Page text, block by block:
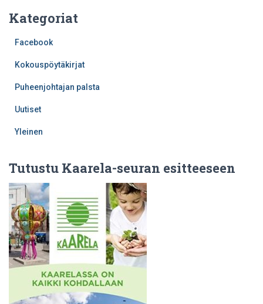
Kategoriat
Facebook
Kokouspöytäkirjat
Puheenjohtajan palsta
Uutiset
Yleinen
Tutustu Kaarela-seuran esitteeseen